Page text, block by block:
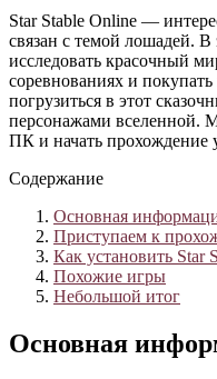
Star Stable Online —
связан с темой лошадей. В
исследовать красочный
соревнованиях и
погрузиться в этот
персонажами вселенной.
ПК и начать прохождение
Содержание
Основная
Приступаем к
Как установить Star
Похожие игры
Небольшой итог
Основная